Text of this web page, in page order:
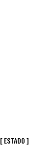
[ ESTADO ]